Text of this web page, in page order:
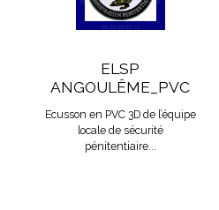
ELSP
ANGOULÊME_PVC
Ecusson en PVC 3D de l’équipe
locale de sécurité
pénitentiaire...